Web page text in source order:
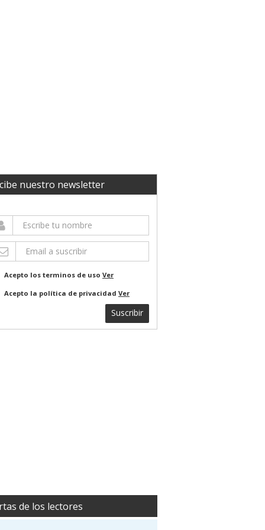
nuestro newsletter
Acepto los terminos de uso Ver
Acepto la política de privacidad Ver
Suscribir
de los lectores